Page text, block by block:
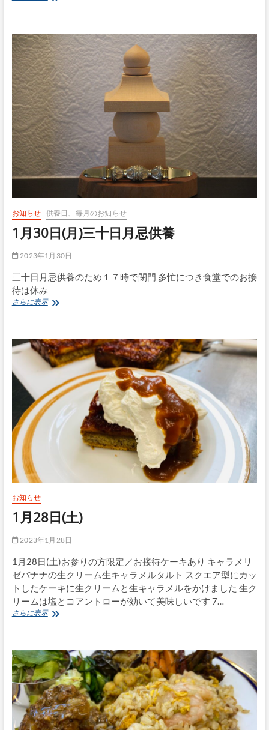
(火)
お知らせ 供養日、毎月のお知らせ
1月30日(月)三十日月忌供養
2023年1月30日
三十日月忌供養のため１７時で閉門 多忙につき食堂でのお接
待は休み
さらに表示1
(月)
三
十
月
忌
供
養
お知らせ
1月28日(土)
2023年1月28日
1月28日(土)お参りの方限定／お接待ケーキあり キャラメリ
ゼバナナの生クリーム生キャラメルタルト スクエア型にカッ
トしたケーキに生クリームと生キャラメルをかけました 生ク
リームは塩とコアントローが効いて美味しいです 7…
さらに表示1
(土)